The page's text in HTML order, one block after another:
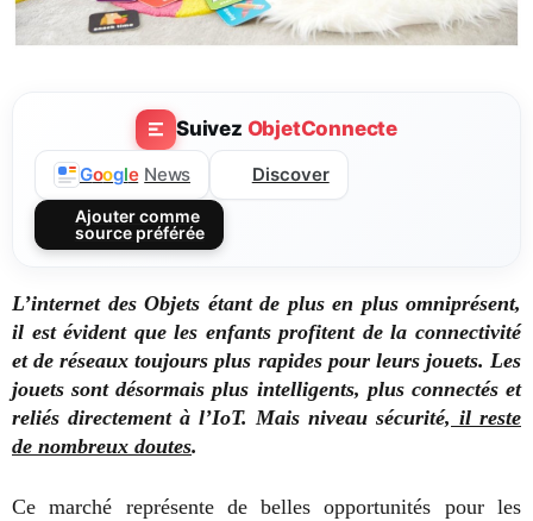
Suivez ObjetConnecte
Google News Discover
Ajouter comme
source préférée
L’internet des Objets étant de plus en plus omniprésent,
il est évident que les enfants profitent de la connectivité
et de réseaux toujours plus rapides pour leurs jouets. Les
jouets sont désormais plus intelligents, plus connectés et
reliés directement à l’IoT. Mais niveau sécurité, il reste
de nombreux doutes.
Ce marché représente de belles opportunités pour les